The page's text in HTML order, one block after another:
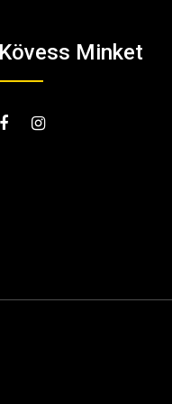
Kövess Minket